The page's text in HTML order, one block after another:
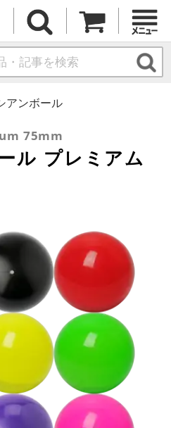
アンボール
75mm
ル プレミアム